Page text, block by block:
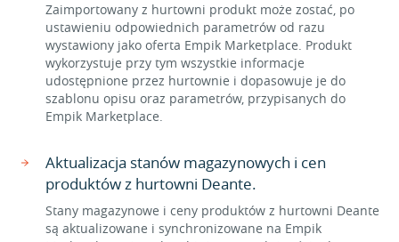
Zaimportowany z hurtowni produkt może zostać, po
ustawieniu odpowiednich parametrów od razu
wystawiony jako oferta Empik Marketplace. Produkt
wykorzystuje przy tym wszystkie informacje
udostępnione przez hurtownie i dopasowuje je do
szablonu opisu oraz parametrów, przypisanych do
Empik Marketplace.
Aktualizacja stanów magazynowych i cen
produktów z hurtowni Deante.
Stany magazynowe i ceny produktów z hurtowni Deante
są aktualizowane i synchronizowane na Empik